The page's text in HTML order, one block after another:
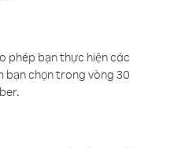
phép bạn thực hiện các
bạn chọn trong vòng 30